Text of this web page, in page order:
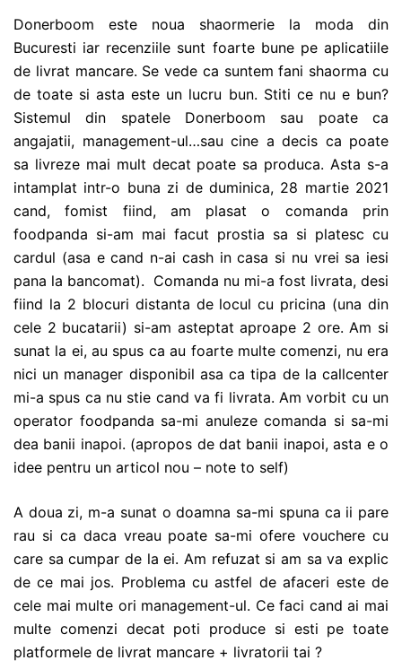
Donerboom este noua shaormerie la moda din
Bucuresti iar recenziile sunt foarte bune pe aplicatiile
de livrat mancare. Se vede ca suntem fani shaorma cu
de toate si asta este un lucru bun. Stiti ce nu e bun?
Sistemul din spatele Donerboom sau poate ca
angajatii, management-ul…sau cine a decis ca poate
sa livreze mai mult decat poate sa produca. Asta s-a
intamplat intr-o buna zi de duminica, 28 martie 2021
cand, fomist fiind, am plasat o comanda prin
foodpanda si-am mai facut prostia sa si platesc cu
cardul (asa e cand n-ai cash in casa si nu vrei sa iesi
pana la bancomat). Comanda nu mi-a fost livrata, desi
fiind la 2 blocuri distanta de locul cu pricina (una din
cele 2 bucatarii) si-am asteptat aproape 2 ore. Am si
sunat la ei, au spus ca au foarte multe comenzi, nu era
nici un manager disponibil asa ca tipa de la callcenter
mi-a spus ca nu stie cand va fi livrata. Am vorbit cu un
operator foodpanda sa-mi anuleze comanda si sa-mi
dea banii inapoi. (apropos de dat banii inapoi, asta e o
idee pentru un articol nou – note to self)
A doua zi, m-a sunat o doamna sa-mi spuna ca ii pare
rau si ca daca vreau poate sa-mi ofere vouchere cu
care sa cumpar de la ei. Am refuzat si am sa va explic
de ce mai jos. Problema cu astfel de afaceri este de
cele mai multe ori management-ul. Ce faci cand ai mai
multe comenzi decat poti produce si esti pe toate
platformele de livrat mancare + livratorii tai ?